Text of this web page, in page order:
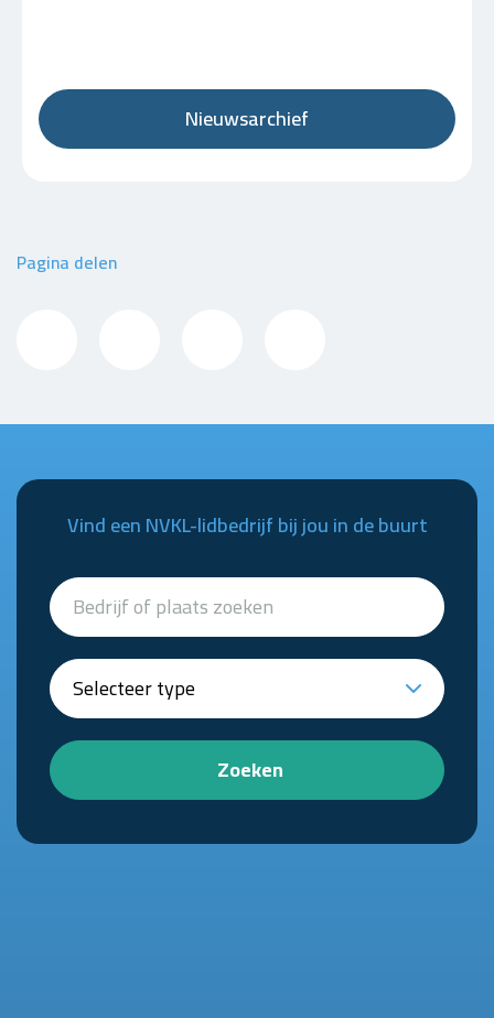
Nieuwsarchief
Pagina delen
Vind een NVKL-lidbedrijf bij jou in de buurt
Zoeken